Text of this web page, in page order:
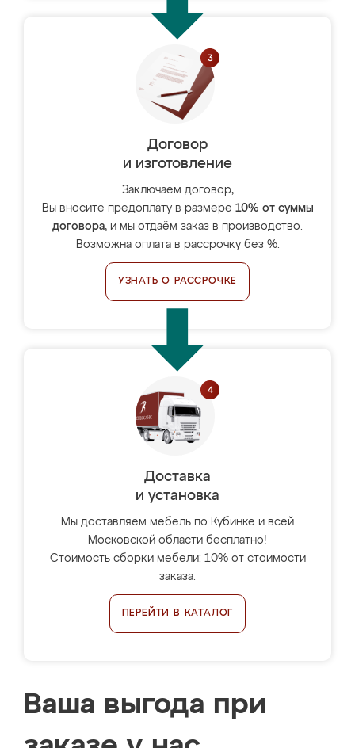
Договор
и изготовление
Заключаем договор,
Вы вносите предоплату в размере 10% от суммы
договора, и мы отдаём заказ в производство.
Возможна оплата в рассрочку без %.
УЗНАТЬ О РАССРОЧКЕ
Доставка
и установка
Мы доставляем мебель по Кубинке и всей
Московской области бесплатно!
Стоимость сборки мебели: 10% от стоимости
заказа.
ПЕРЕЙТИ В КАТАЛОГ
Ваша выгода при